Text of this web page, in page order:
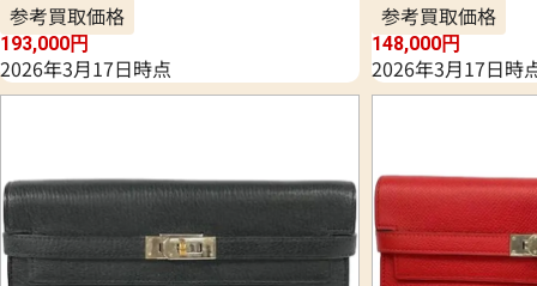
参考買取価格
193,000円
2026年3月17日時点
参考買取価格
148,000円
2026年3月17日時